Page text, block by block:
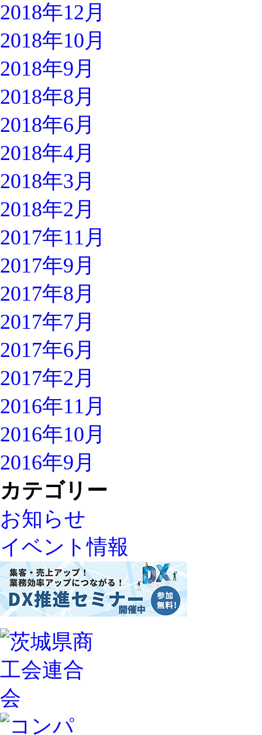
2018年12月
2018年10月
2018年9月
2018年8月
2018年6月
2018年4月
2018年3月
2018年2月
2017年11月
2017年9月
2017年8月
2017年7月
2017年6月
2017年2月
2016年11月
2016年10月
2016年9月
カテゴリー
お知らせ
イベント情報